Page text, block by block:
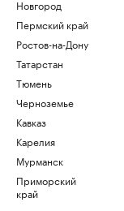
Новгород
Пермский край
Ростов-на-Дону
Татарстан
Тюмень
Черноземье
Кавказ
Карелия
Мурманск
Приморский
край